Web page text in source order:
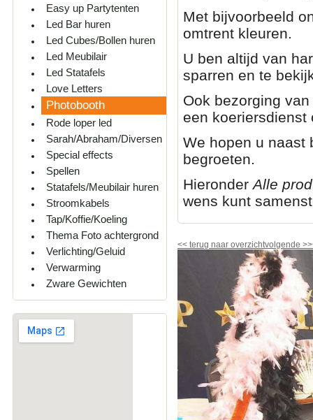
Easy up Partytenten
Led Bar huren
Led Cubes/Bollen huren
Led Meubilair
Led Statafels
Love Letters
Photobooth
Rode loper led
Sarah/Abraham/Diversen
Special effects
Spellen
Statafels/Meubilair huren
Stroomkabels
Tap/Koffie/Koeling
Thema Foto achtergrond
Verlichting/Geluid
Verwarming
Zware Gewichten
Met bijvoorbeeld
omtrent kleuren.
U ben altijd van
sparren en te
Ook bezorging
een
We hopen u naast
begroeten.
HieronderAlle
wens kunt
<< terug naar overzichtvolgende >>